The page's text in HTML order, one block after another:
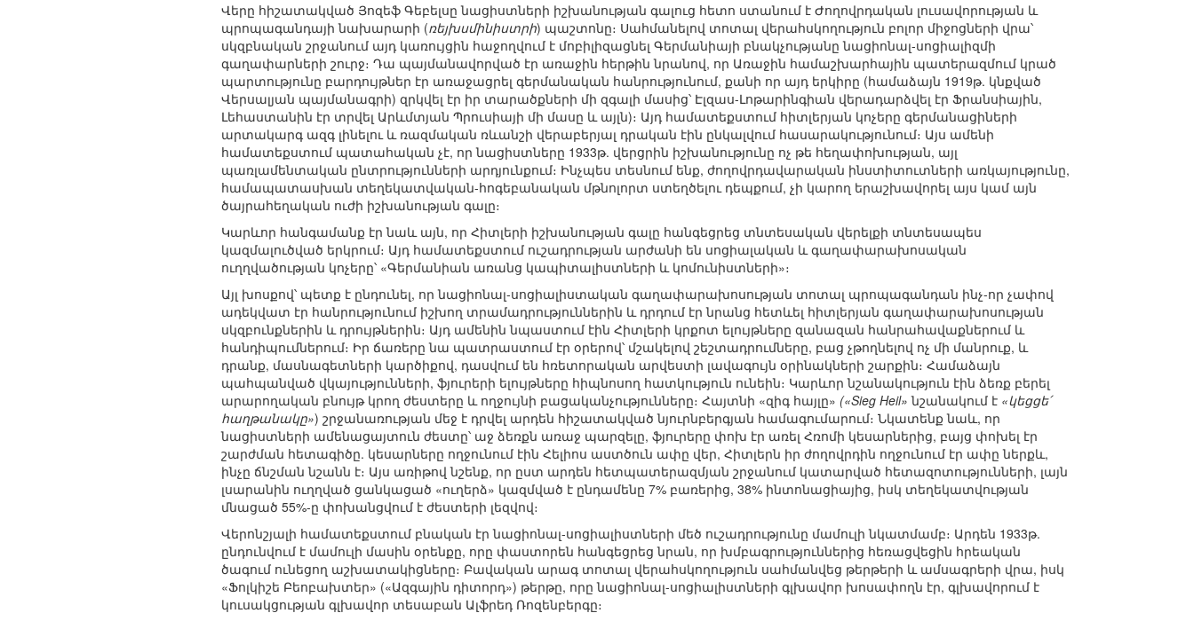
Վերը հիշատակված Յոզեֆ Գեբելսը նացիստների իշխանության գալուց հետո ստանում է Ժողովրդական լուսավորության և
պրոպագանդայի նախարարի (ռեյխսմինիստրի) պաշտոնը։ Սահմանելով տոտալ վերահսկողություն բոլոր միջոցների վրա՝
սկզբնական շրջանում այդ կառույցին հաջողվում է մոբիլիզացնել Գերմանիայի բնակչությանը նացիոնալ-սոցիալիզմի
գաղափարների շուրջ։ Դա պայմանավորված էր առաջին հերթին նրանով, որ Առաջին համաշխարհային պատերազմում կրած
պարտությունը բարդույթներ էր առաջացրել գերմանական հանրությունում, քանի որ այդ երկիրը (համաձայն 1919թ. կնքված
Վերսալյան պայմանագրի) զրկվել էր իր տարածքների մի զգալի մասից՝ Էլզաս-Լոթարինգիան վերադարձվել էր Ֆրանսիային,
Լեհաստանին էր տրվել Արևմտյան Պրուսիայի մի մասը և այլն)։ Այդ համատեքստում հիտլերյան կոչերը գերմանացիների
արտակարգ ազգ լինելու և ռազմական ռևանշի վերաբերյալ դրական էին ընկալվում հասարակությունում։ Այս ամենի
համատեքստում պատահական չէ, որ նացիստները 1933թ. վերցրին իշխանությունը ոչ թե հեղափոխության, այլ
պառլամենտական ընտրությունների արդյունքում։ Ինչպես տեսնում ենք, ժողովրդավարական ինստիտուտների առկայությունը,
համապատասխան տեղեկատվական-հոգեբանական մթնոլորտ ստեղծելու դեպքում, չի կարող երաշխավորել այս կամ այն
ծայրահեղական ուժի իշխանության գալը։
Կարևոր հանգամանք էր նաև այն, որ Հիտլերի իշխանության գալը հանգեցրեց տնտեսական վերելքի տնտեսապես
կազմալուծված երկրում։ Այդ համատեքստում ուշադրության արժանի են սոցիալական և գաղափարախոսական
ուղղվածության կոչերը՝ «Գերմանիան առանց կապիտալիստների և կոմունիստների»։
Այլ խոսքով՝ պետք է ընդունել, որ նացիոնալ-սոցիալիստական գաղափարախոսության տոտալ պրոպագանդան ինչ-որ չափով
ադեկվատ էր հանրությունում իշխող տրամադրություններին և դրդում էր նրանց հետևել հիտլերյան գաղափարախոսության
սկզբունքներին և դրույթներին։ Այդ ամենին նպաստում էին Հիտլերի կրքոտ ելույթները զանազան հանրահավաքներում և
հանդիպումներում։ Իր ճառերը նա պատրաստում էր օրերով՝ մշակելով շեշտադրումները, բաց չթողնելով ոչ մի մանրուք, և
դրանք, մասնագետների կարծիքով, դասվում են հռետորական արվեստի լավագույն օրինակների շարքին։ Համաձայն
պահպանված վկայությունների, ֆյուրերի ելույթները հիպնոսող հատկություն ունեին։ Կարևոր նշանակություն էին ձեռք բերել
արարողական բնույթ կրող ժեստերը և ողջույնի բացականչությունները։ Հայտնի «զիգ հայլը» («Sieg Heil» նշանակում է «կեցցե՛
հաղթանակը») շրջանառության մեջ է դրվել արդեն հիշատակված նյուրնբերգյան համագումարում։ Նկատենք նաև, որ
նացիստների ամենացայտուն ժեստը՝ աջ ձեռքն առաջ պարզելը, ֆյուրերը փոխ էր առել Հռոմի կեսարներից, բայց փոխել էր
շարժման հետագիծը. կեսարները ողջունում էին Հելիոս աստծուն ափը վեր, Հիտլերն իր ժողովրդին ողջունում էր ափը ներքև,
ինչը ճնշման նշանն է։ Այս առիթով նշենք, որ ըստ արդեն հետպատերազմյան շրջանում կատարված հետազոտությունների, լայն
լսարանին ուղղված ցանկացած «ուղերձ» կազմված է ընդամենը 7% բառերից, 38% ինտոնացիայից, իսկ տեղեկատվության
մնացած 55%-ը փոխանցվում է ժեստերի լեզվով։
Վերոնշյալի համատեքստում բնական էր նացիոնալ-սոցիալիստների մեծ ուշադրությունը մամուլի նկատմամբ։ Արդեն 1933թ.
ընդունվում է մամուլի մասին օրենքը, որը փաստորեն հանգեցրեց նրան, որ խմբագրություններից հեռացվեցին հրեական
ծագում ունեցող աշխատակիցները։ Բավական արագ տոտալ վերահսկողություն սահմանվեց թերթերի և ամսագրերի վրա, իսկ
«Ֆոլկիշե Բեոբախտեր» («Ազգային դիտորդ») թերթը, որը նացիոնալ-սոցիալիստների գլխավոր խոսափողն էր, գլխավորում է
կուսակցության գլխավոր տեսաբան Ալֆրեդ Ռոզենբերգը։